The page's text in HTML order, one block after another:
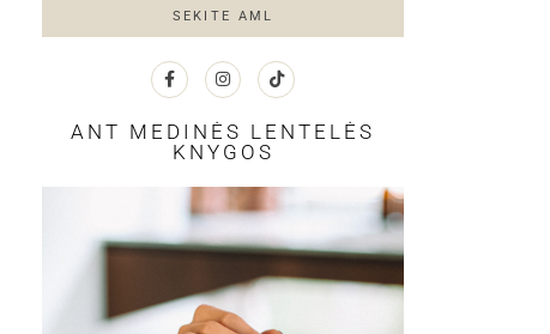
SEKITE AML
ANT MEDINĖS LENTELĖS
KNYGOS